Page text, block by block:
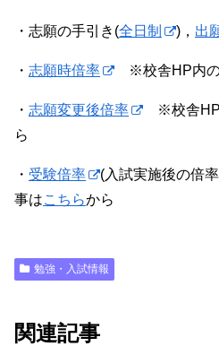
・志願の手引き(全日制 )， 出
・ 志願時倍率 ※校舎HP内の
・ 志願変更後倍率 ※校舎HP
ら
・ 受験倍率
(入試実施後の倍
事はこちらから
勉強・入試情報
関連記事